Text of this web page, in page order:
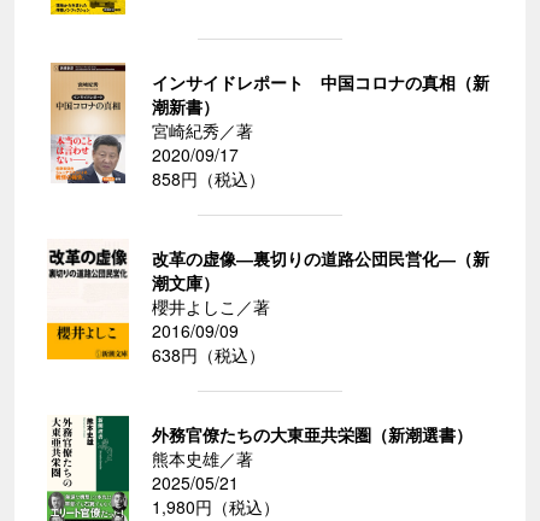
インサイドレポート 中国コロナの真相（新
潮新書）
宮崎紀秀／著
2020/09/17
858円（税込）
改革の虚像―裏切りの道路公団民営化―（新
潮文庫）
櫻井よしこ／著
2016/09/09
638円（税込）
外務官僚たちの大東亜共栄圏（新潮選書）
熊本史雄／著
2025/05/21
1,980円（税込）